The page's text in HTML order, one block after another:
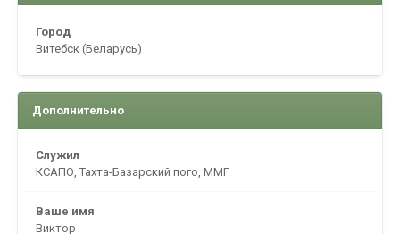
Город
Витебск (Беларусь)
Дополнительно
Служил
КСАПО, Тахта-Базарский пого, ММГ
Ваше имя
Виктор